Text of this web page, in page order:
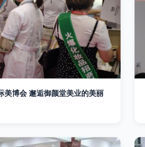
美博会 邂逅御颜堂美业的美丽